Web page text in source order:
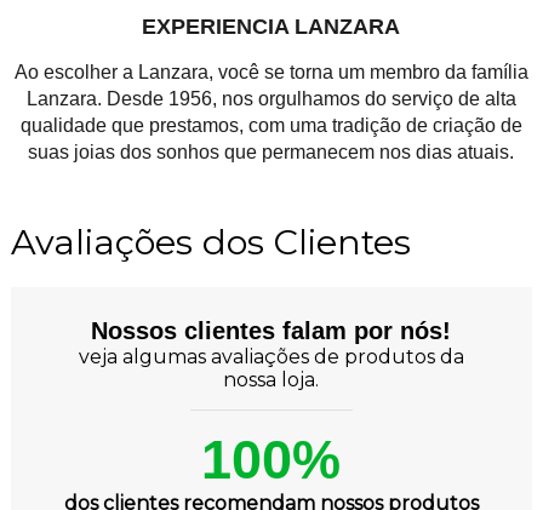
EXPERIENCIA LANZARA
Ao escolher a Lanzara, você se torna um membro da família
Lanzara. Desde 1956, nos orgulhamos do serviço de alta
qualidade que prestamos, com uma tradição de criação de
suas joias dos sonhos que permanecem nos dias atuais.
Avaliações dos Clientes
Nossos clientes falam por nós!
veja algumas avaliações de produtos da
nossa loja.
100%
dos clientes recomendam nossos produtos